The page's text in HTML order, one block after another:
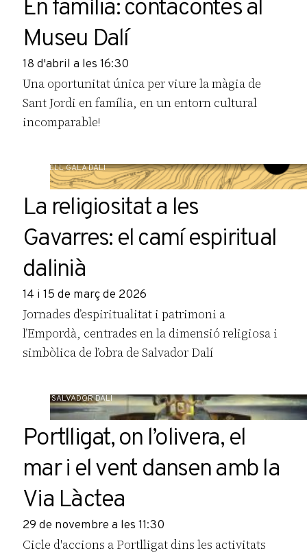
En família: contacontes al
Museu Dalí
18 d'abril a les 16:30
Una oportunitat única per viure la màgia de
Sant Jordi en família, en un entorn cultural
incomparable!
CASTELL GALA DALÍ
La religiositat a les
Gavarres: el camí espiritual
dalinià
14 i 15 de març de 2026
Jornades d’espiritualitat i patrimoni a
l’Empordà, centrades en la dimensió religiosa i
simbòlica de l’obra de Salvador Dalí
CASA SALVADOR DALÍ
Portlligat, on l’olivera, el
mar i el vent dansen amb la
Via Làctea
29 de novembre a les 11:30
Cicle d'accions a Portlligat dins les activitats